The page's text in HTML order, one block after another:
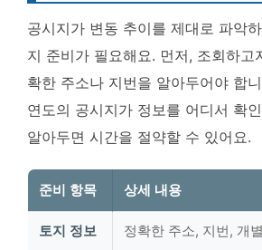
공시지가 변동 추이를 제대로 파악
지 준비가 필요해요. 먼저, 조회하고
확한 주소나 지번을 알아두어야 합
연도의 공시지가 정보를 어디서 확
알아두면 시간을 절약할 수 있어요.
준비 항목 상세 내용
토지 정보 정확한 주소, 지번, 개